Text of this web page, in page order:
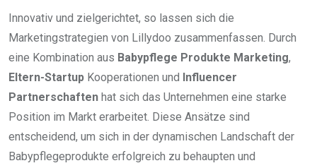
Innovativ und zielgerichtet, so lassen sich die
Marketingstrategien von Lillydoo zusammenfassen. Durch
eine Kombination aus Babypflege Produkte Marketing,
Eltern-Startup Kooperationen und Influencer
Partnerschaften hat sich das Unternehmen eine starke
Position im Markt erarbeitet. Diese Ansätze sind
entscheidend, um sich in der dynamischen Landschaft der
Babypflegeprodukte erfolgreich zu behaupten und